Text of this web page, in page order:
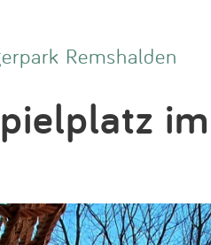
Remshalden